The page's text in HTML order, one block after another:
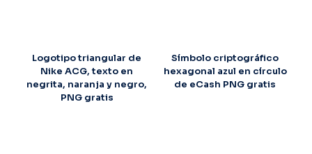
Logotipo triangular de
Nike ACG, texto en
negrita, naranja y negro,
PNG gratis
Símbolo criptográfico
hexagonal azul en círculo
de eCash PNG gratis